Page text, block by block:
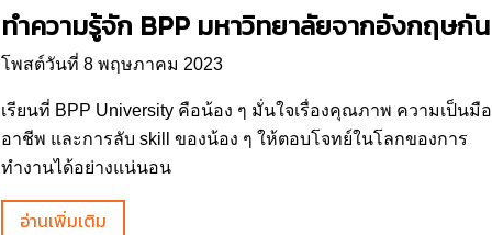
ทำความรู้จัก BPP มหาวิทยาลัยจากอังกฤษกัน
โพสต์วันที่ 8 พฤษภาคม 2023
เรียนที่ BPP University คือน้อง ๆ มั่นใจเรื่องคุณภาพ ความเป็นมือ
อาชีพ และการลับ skill ของน้อง ๆ ให้ตอบโจทย์ในโลกของการ
ทำงานได้อย่างแน่นอน
อ่านเพิ่มเติม